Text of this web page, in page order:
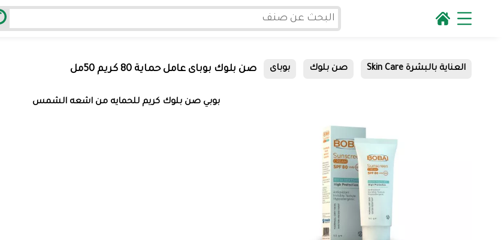
العناية بالبشرة Skin Care صن بلوك بوباى صن بلوك بوباى عامل حماية 80 كريم 50مل
بوبي صن بلوك كريم للحمايه من اشعه الشمس